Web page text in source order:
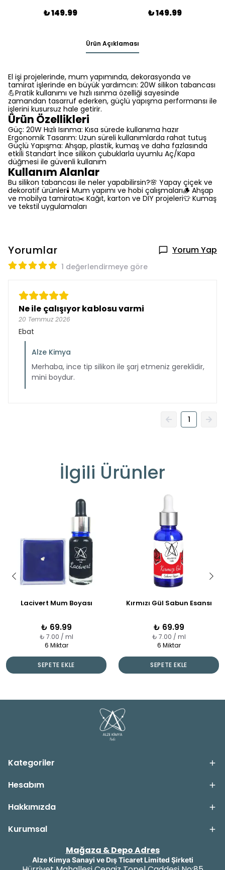
₺ 149.99 ₺ 149.99
Ürün Açıklaması
El işi projelerinde, mum yapımında, dekorasyonda ve
tamirat işlerinde en büyük yardımcın: 20W silikon tabancası
💪Pratik kullanımı ve hızlı ısınma özelliği sayesinde
zamandan tasarruf ederken, güçlü yapışma performansı ile
işlerini kusursuz hale getirir.
Ürün Özellikleri
Güç: 20W Hızlı Isınma: Kısa sürede kullanıma hazır
Ergonomik Tasarım: Uzun süreli kullanımlarda rahat tutuş
Güçlü Yapışma: Ahşap, plastik, kumaş ve daha fazlasında
etkili Standart İnce silikon çubuklarla uyumlu Aç/Kapa
düğmesi ile güvenli kullanım
Kullanım Alanlar
Bu silikon tabancası ile neler yapabilirsin?🌸 Yapay çiçek ve
dekoratif ürünler🕯️ Mum yapımı ve hobi çalışmaları🪵 Ahşap
ve mobilya tamiratı✂️ Kağıt, karton ve DIY projeleri👕 Kumaş
ve tekstil uygulamaları
Yorumlar Yorum Yap
1 değerlendirmeye göre
Ne ile çalışıyor kablosu varmi
20 Temmuz 2026
Ebat
Alze Kimya
Merhaba, ince tip silikon ile şarj etmeniz gereklidir,
mini boydur.
1
İlgili Ürünler
Lacivert Mum Boyası
₺ 69.99
₺ 7.00 / ml
6 Miktar
SEPETE EKLE
Kırmızı Gül Sabun Esansı
₺ 69.99
₺ 7.00 / ml
6 Miktar
SEPETE EKLE
Kategoriler
Hesabım
Hakkımızda
Kurumsal
Mağaza & Depo Adres
Alze Kimya Sanayi ve Dış Ticaret Limited Şirketi